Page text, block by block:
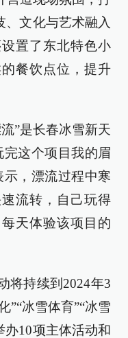
、文化与艺术融入
置了东北特色小
餐饮点位，提升
”是长春冰雪新天
这个项目我的眉
，漂流过程中寒
流转，自己玩得
天体验该项目的
将持续到2024年3
”“冰雪体育”“冰雪
办10项主体活动和